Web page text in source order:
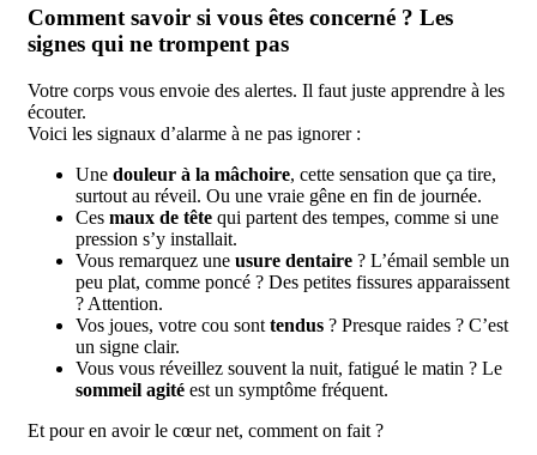
Comment savoir si vous êtes concerné ? Les
signes qui ne trompent pas
Votre corps vous envoie des alertes. Il faut juste apprendre à les
écouter.
Voici les signaux d’alarme à ne pas ignorer :
Une douleur à la mâchoire, cette sensation que ça tire,
surtout au réveil. Ou une vraie gêne en fin de journée.
Ces maux de tête qui partent des tempes, comme si une
pression s’y installait.
Vous remarquez une usure dentaire ? L’émail semble un
peu plat, comme poncé ? Des petites fissures apparaissent
? Attention.
Vos joues, votre cou sont tendus ? Presque raides ? C’est
un signe clair.
Vous vous réveillez souvent la nuit, fatigué le matin ? Le
sommeil agité est un symptôme fréquent.
Et pour en avoir le cœur net, comment on fait ?